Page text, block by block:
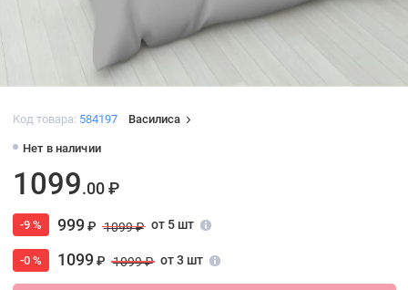
Код товара: 584197 Василиса
Нет в наличии
1099.00 ₽
-9 % 999₽ 1099 ₽ от 5 шт
-0 % 1099₽ 1099 ₽ от 3 шт